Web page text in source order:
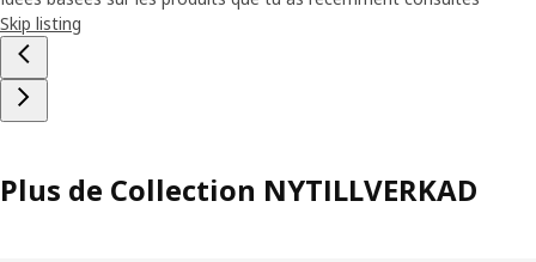
Skip listing
Plus de Collection NYTILLVERKAD